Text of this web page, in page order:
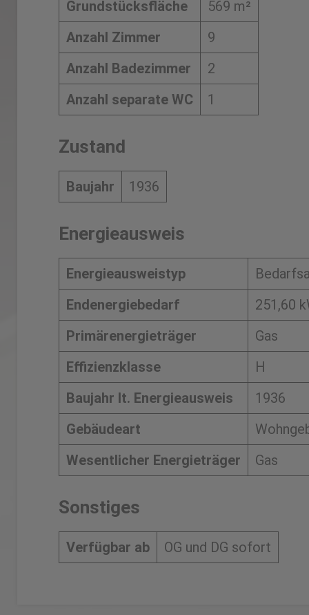
Grundstücksfläche
569 m²
Anzahl Zimmer
9
Anzahl Badezimmer
2
Anzahl separate WC
1
Zustand
Baujahr 1936
Energieausweis
Energieausweistyp
Endenergiebedarf
251,60
Primärenergieträger
Gas
Effizienzklasse
H
Baujahr lt. Energieausweis
1936
Gebäudeart
Wesentlicher Energieträger
Gas
Sonstiges
Verfügbar ab OG und DG sofort